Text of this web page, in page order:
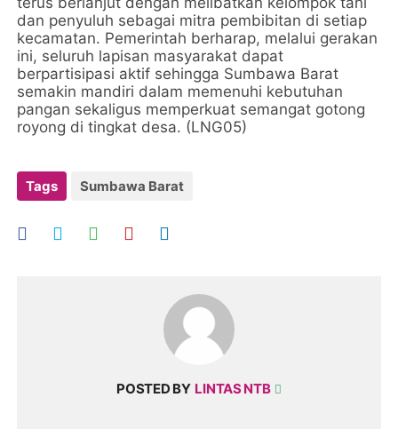
dan penyuluh sebagai mitra pembibitan di setiap
kecamatan. Pemerintah berharap, melalui gerakan
ini, seluruh lapisan masyarakat dapat
berpartisipasi aktif sehingga Sumbawa Barat
semakin mandiri dalam memenuhi kebutuhan
pangan sekaligus memperkuat semangat gotong
royong di tingkat desa. (LNG05)
Tags Sumbawa Barat
POSTED BY LINTAS NTB